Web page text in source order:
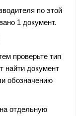
по этой
1 документ.
проверьте тип
найти документ
обозначению
отдельную